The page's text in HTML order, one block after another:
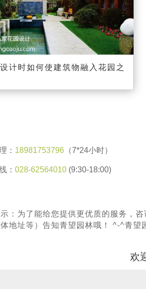
计时如何使建筑物融入花园之
： 18981753796 （7*24小时）
：028-62564010 (9:30-18:00)
：为了能给您提供更优质的服务，
地址等）告知青望园林哦！ ^-^青望
欢